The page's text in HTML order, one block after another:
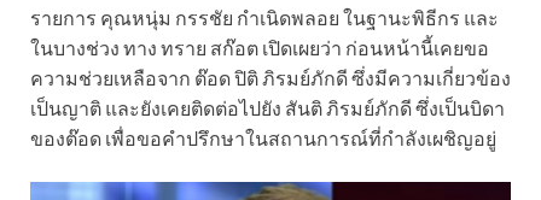
รายการ คุณหนุ่ม กรรชัย กำเนิดพลอย ในฐานะพิธีกร และ
ในบางช่วง ทาง ทราย สก๊อต เปิดเผยว่า ก่อนหน้านี้เคยขอ
ความช่วยเหลือจาก ต๊อด ปิติ ภิรมย์ภักดี ซึ่งมีความเกี่ยวข้อง
เป็นญาติ และยังเคยติดต่อไปยัง สันติ ภิรมย์ภักดี ซึ่งเป็นบิดา
ของต๊อด เพื่อขอคำปรึกษาในสถานการณ์ที่กำลังเผชิญอยู่